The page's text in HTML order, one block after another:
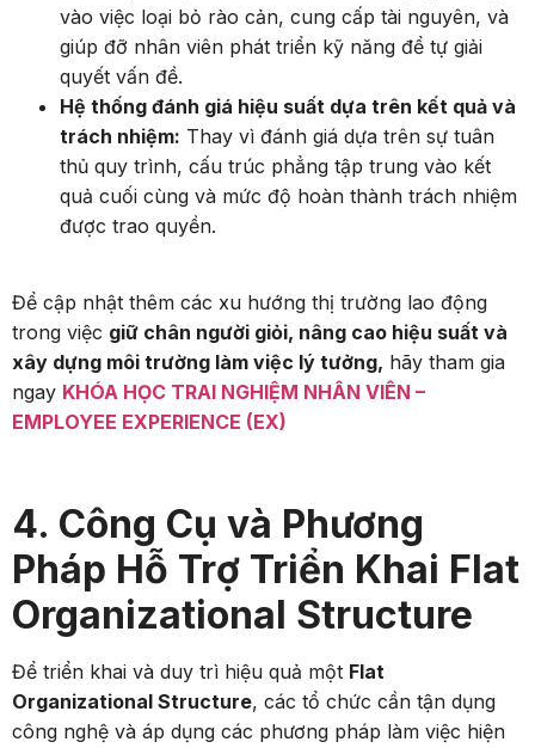
vào việc loại bỏ rào cản, cung cấp tài nguyên, và
giúp đỡ nhân viên phát triển kỹ năng để tự giải
quyết vấn đề.
Hệ thống đánh giá hiệu suất dựa trên kết quả và
trách nhiệm: Thay vì đánh giá dựa trên sự tuân
thủ quy trình, cấu trúc phẳng tập trung vào kết
quả cuối cùng và mức độ hoàn thành trách nhiệm
được trao quyền.
Để cập nhật thêm các xu hướng thị trường lao động
trong việc giữ chân người giỏi, nâng cao hiệu suất và
xây dựng môi trường làm việc lý tưởng, hãy tham gia
ngay KHÓA HỌC TRAI NGHIỆM NHÂN VIÊN –
EMPLOYEE EXPERIENCE (EX)
4. Công Cụ và Phương
Pháp Hỗ Trợ Triển Khai Flat
Organizational Structure
Để triển khai và duy trì hiệu quả một Flat
Organizational Structure, các tổ chức cần tận dụng
công nghệ và áp dụng các phương pháp làm việc hiện